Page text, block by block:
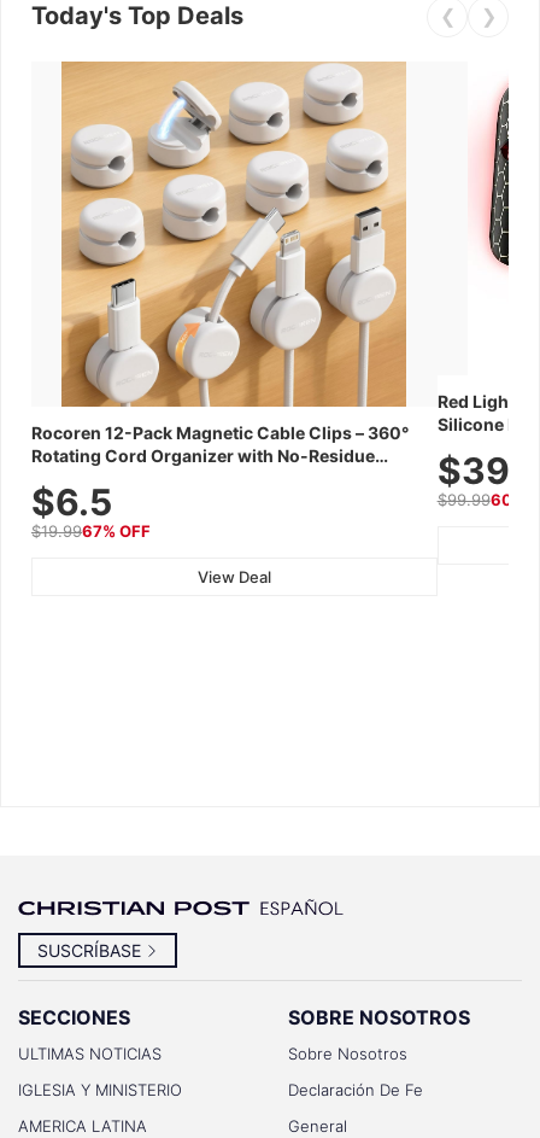
Today's Top Deals ❮ ❯
Rocoren 12-Pack Magnetic Cable Clips – 360°
Rotating Cord Organizer with No-Residue
Wall, Car & Office, White
$6.5
$19.9967% OFF
View Deal
Red Light
Silicone
$99.9960%
SUSCRÍBASE
SECCIONES
ULTIMAS NOTICIAS
IGLESIA Y MINISTERIO
AMERICA LATINA
SOBRE NOSOTROS
Sobre Nosotros
Declaración De Fe
General